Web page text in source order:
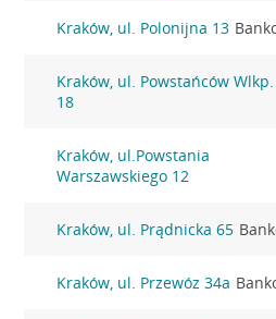
Kraków, ul. Polonijna 13
Kraków, ul. Powstańców Wlkp.
18
Kraków, ul.Powstania
Warszawskiego 12
Kraków, ul. Prądnicka 65
Kraków, ul. Przewóz 34a